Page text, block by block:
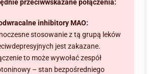
przeciwwskazane połączenia:
inhibitory MAO:
stosowanie z tą grupą leków
jest zakazane.
to może wywołać zespół
– stan bezpośredniego